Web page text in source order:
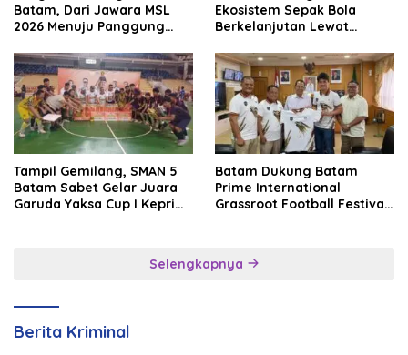
Batam, Dari Jawara MSL
2026 Menuju Panggung
Ekosistem Sepak Bola
Berkelanjutan Lewat
Tampil Gemilang, SMAN 5
Batam Sabet Gelar Juara
Garuda Yaksa Cup I Kepri
Batam Dukung Batam
Prime International
Grassroot Football Festival
Brunei–Malaysia
Selengkapnya
Berita Kriminal